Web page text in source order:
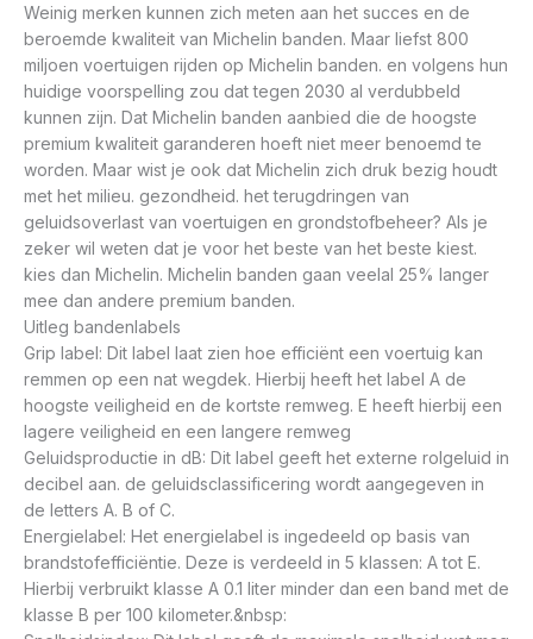
Weinig merken kunnen zich meten aan het succes en de
beroemde kwaliteit van Michelin banden. Maar liefst 800
miljoen voertuigen rijden op Michelin banden. en volgens hun
huidige voorspelling zou dat tegen 2030 al verdubbeld
kunnen zijn. Dat Michelin banden aanbied die de hoogste
premium kwaliteit garanderen hoeft niet meer benoemd te
worden. Maar wist je ook dat Michelin zich druk bezig houdt
met het milieu. gezondheid. het terugdringen van
geluidsoverlast van voertuigen en grondstofbeheer? Als je
zeker wil weten dat je voor het beste van het beste kiest.
kies dan Michelin. Michelin banden gaan veelal 25% langer
mee dan andere premium banden.
Uitleg bandenlabels
Grip label: Dit label laat zien hoe efficiënt een voertuig kan
remmen op een nat wegdek. Hierbij heeft het label A de
hoogste veiligheid en de kortste remweg. E heeft hierbij een
lagere veiligheid en een langere remweg
Geluidsproductie in dB: Dit label geeft het externe rolgeluid in
decibel aan. de geluidsclassificering wordt aangegeven in
de letters A. B of C.
Energielabel: Het energielabel is ingedeeld op basis van
brandstofefficiëntie. Deze is verdeeld in 5 klassen: A tot E.
Hierbij verbruikt klasse A 0.1 liter minder dan een band met de
klasse B per 100 kilometer.&nbsp: